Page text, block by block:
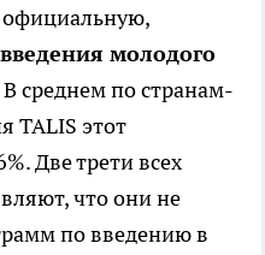
официальную,
введения молодого
В среднем по странам-
TALIS этот
Две трети всех
что они не
по введению в